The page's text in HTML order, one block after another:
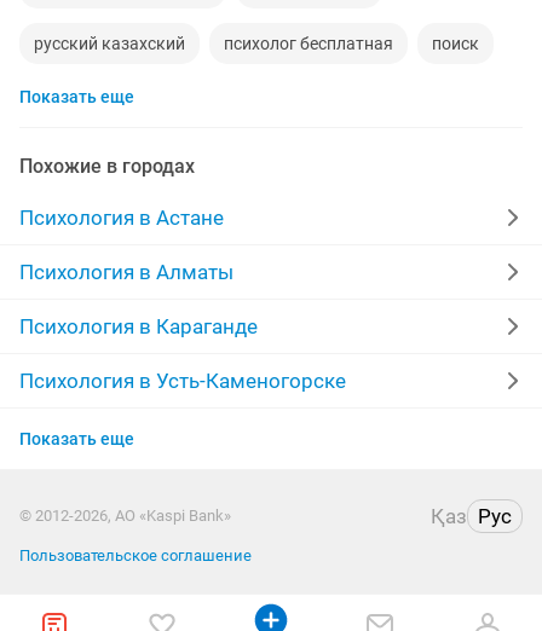
русский казахский психолог бесплатная поиск
психолог психотерапевт
консультант боль
психолог индивидуальные
работа психолога друг
личны русский казахский язык
психолог для
Показать еще
Похожие в городах
Психология в Астане
Психология в Алматы
Психология в Караганде
Психология в Усть-Каменогорске
Психология в Актобе
Психология в Костанае
Показать еще
© 2012-2026, АО «Kaspi Bank» Қаз Рус
Пользовательское соглашение